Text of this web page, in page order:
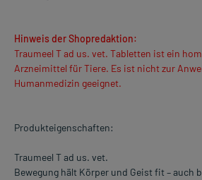
Hinweis der Shopredaktion:
Traumeel T ad us. vet. Tabletten ist ein
Arzneimittel für Tiere. Es ist nicht zur
Humanmedizin geeignet.
Produkteigenschaften:
Traumeel T ad us. vet.
Bewegung hält Körper und Geist fit – auch